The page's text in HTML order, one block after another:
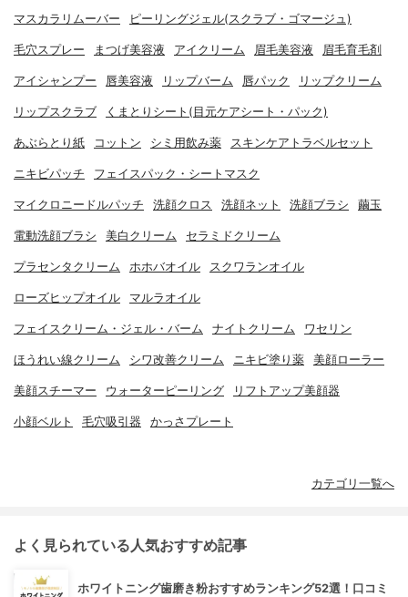
マスカラリムーバー ピーリングジェル(スクラブ・ゴマージュ)
毛穴スプレー まつげ美容液 アイクリーム 眉毛美容液 眉毛育毛剤
アイシャンプー 唇美容液 リップバーム 唇パック リップクリーム
リップスクラブ くまとりシート(目元ケアシート・パック)
あぶらとり紙 コットン シミ用飲み薬 スキンケアトラベルセット
ニキビパッチ フェイスパック・シートマスク
マイクロニードルパッチ 洗顔クロス 洗顔ネット 洗顔ブラシ 繭玉
電動洗顔ブラシ 美白クリーム セラミドクリーム
プラセンタクリーム ホホバオイル スクワランオイル
ローズヒップオイル マルラオイル
フェイスクリーム・ジェル・バーム ナイトクリーム ワセリン
ほうれい線クリーム シワ改善クリーム ニキビ塗り薬 美顔ローラー
美顔スチーマー ウォーターピーリング リフトアップ美顔器
小顔ベルト 毛穴吸引器 かっさプレート
カテゴリ一覧へ
よく見られている人気おすすめ記事
ホワイトニング歯磨き粉おすすめランキング52選！口コミ